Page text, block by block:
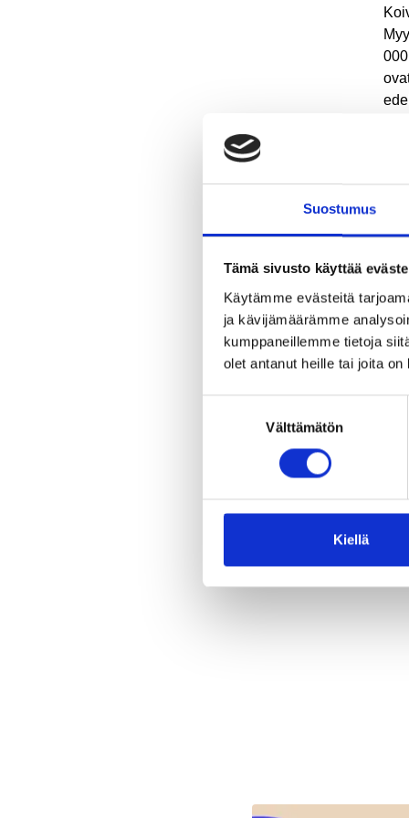
Suostumus
Tämä sivusto käyttää
Käytämme evästeitä
ja kävijämäärämme
kumppaneillemme tietoja
olet antanut heille tai joita
Välttämätön
Kiellä